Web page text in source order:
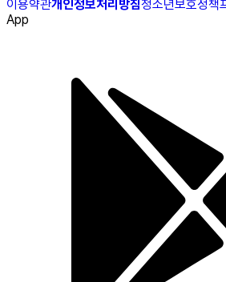
이용약관개인정보처리방침청소년보호정책
App